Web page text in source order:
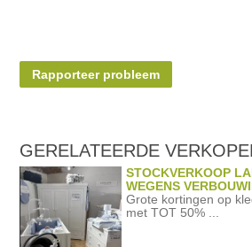
Rapporteer probleem
GERELATEERDE
STOCKVERKOOP
WEGENS
Grote kortingen op
met TOT 50% ...